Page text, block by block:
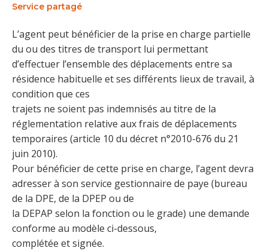
Service partagé
L’agent peut bénéficier de la prise en charge partielle
du ou des titres de transport lui permettant
d’effectuer l’ensemble des déplacements entre sa
résidence habituelle et ses différents lieux de travail, à
condition que ces
trajets ne soient pas indemnisés au titre de la
réglementation relative aux frais de déplacements
temporaires (article 10 du décret n°2010-676 du 21
juin 2010).
Pour bénéficier de cette prise en charge, l’agent devra
adresser à son service gestionnaire de paye (bureau
de la DPE, de la DPEP ou de
la DEPAP selon la fonction ou le grade) une demande
conforme au modèle ci-dessous,
complétée et signée.